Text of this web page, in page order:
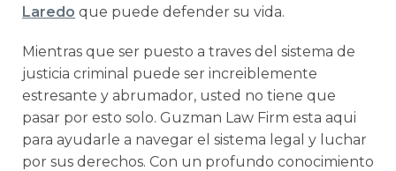
Laredo que puede defender su vida.
Mientras que ser puesto a traves del sistema de
justicia criminal puede ser increiblemente
estresante y abrumador, usted no tiene que
pasar por esto solo. Guzman Law Firm esta aqui
para ayudarle a navegar el sistema legal y luchar
por sus derechos. Con un profundo conocimiento